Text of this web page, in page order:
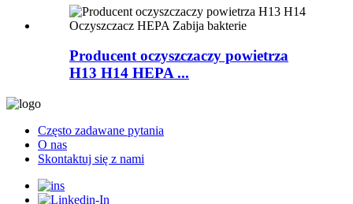
Producent oczyszczaczy powietrza
H13 H14 HEPA ...
Często zadawane pytania
O nas
Skontaktuj się z nami